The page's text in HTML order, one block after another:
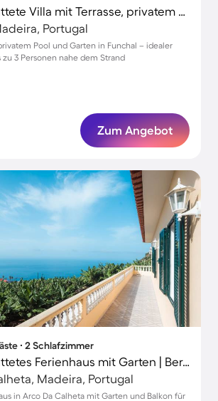
Voll ausgestattete Villa mit Terrasse, privatem Pool und schnellem Internet | Poolblick | Perfekt für die Arbeit von Zuhause
Portugal
Pool und Garten in Funchal – idealer
zu 3 Personen nahe dem Strand
Zum Angebot
∙ 2 Schlafzimmer
Voll ausgestattetes Ferienhaus mit Garten | Bergblick
Madeira, Portugal
in Arco Da Calheta mit Garten und Balkon für